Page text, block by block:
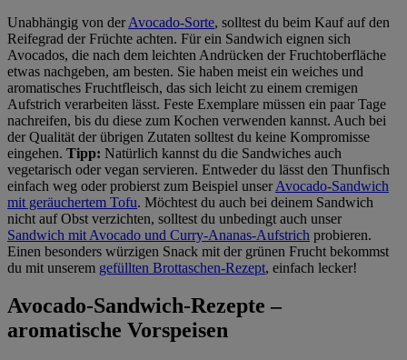
Unabhängig von derAvocado-Sorte, solltest du beim Kauf auf den
Reifegrad der Früchte achten. Für ein Sandwich eignen sich
Avocados, die nach dem leichten Andrücken der Fruchtoberfläche
etwas nachgeben, am besten. Sie haben meist ein weiches und
aromatisches Fruchtfleisch, das sich leicht zu einem cremigen
Aufstrich verarbeiten lässt. Feste Exemplare müssen ein paar Tage
nachreifen, bis du diese zum Kochen verwenden kannst. Auch bei
der Qualität der übrigen Zutaten solltest du keine Kompromisse
eingehen. Tipp: Natürlich kannst du die Sandwiches auch
vegetarisch oder vegan servieren. Entweder du lässt den Thunfisch
einfach weg oder probierst zum Beispiel unserAvocado-Sandwich
mit geräuchertem Tofu. Möchtest du auch bei deinem Sandwich
nicht auf Obst verzichten, solltest du unbedingt auch unser
Sandwich mit Avocado und Curry-Ananas-Aufstrich probieren.
Einen besonders würzigen Snack mit der grünen Frucht bekommst
du mit unserem gefüllten Brottaschen-Rezept, einfach lecker!
Avocado-Sandwich-Rezepte –
aromatische Vorspeisen